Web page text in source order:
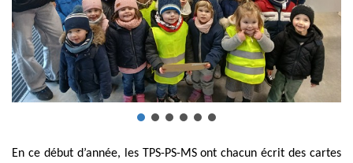
En ce début d’année, les TPS-PS-MS ont chacun écrit des cartes